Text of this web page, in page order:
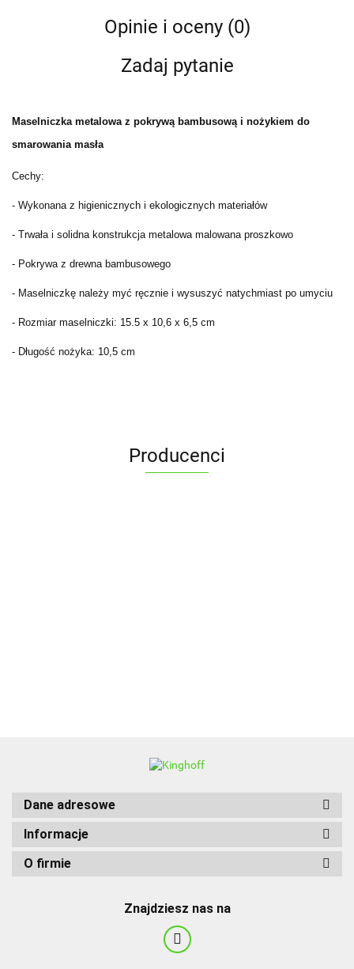
Opinie i oceny (0)
Zadaj pytanie
Maselniczka metalowa z pokrywą bambusową i nożykiem do
smarowania masła
Cechy:
- Wykonana z higienicznych i ekologicznych materiałów
- Trwała i solidna konstrukcja metalowa malowana proszkowo
- Pokrywa z drewna bambusowego
- Maselniczkę należy myć ręcznie i wysuszyć natychmiast po umyciu
- Rozmiar maselniczki: 15.5 x 10,6 x 6,5 cm
- Długość nożyka: 10,5 cm
Producenci
Dane adresowe
Informacje
O firmie
Znajdziesz nas na